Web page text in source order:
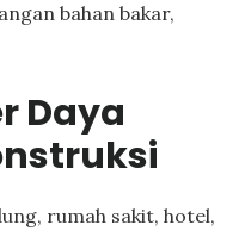
bahan bakar,
Daya
rumah sakit, hotel,